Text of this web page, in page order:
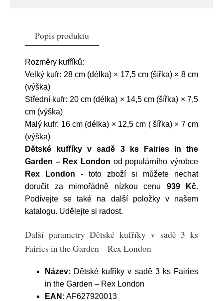
Popis produktu
Rozměry kufříků:
Velký kufr: 28 cm (délka) × 17,5 cm (šířka) × 8 cm
(výška)
Střední kufr: 20 cm (délka) × 14,5 cm (šířka) × 7,5
cm (výška)
Malý kufr: 16 cm (délka) × 12,5 cm ( šířka) × 7 cm
(výška)
Dětské kufříky v sadě 3 ks Fairies in the
Garden – Rex London od populárního výrobce
Rex London - toto zboží si můžete nechat
doručit za mimořádně nízkou cenu 939 Kč.
Podívejte se také na další položky v našem
katalogu. Udělejte si radost.
Další parametry Dětské kufříky v sadě 3 ks
Fairies in the Garden – Rex London
Název: Dětské kufříky v sadě 3 ks Fairies
in the Garden – Rex London
EAN: AF627920013